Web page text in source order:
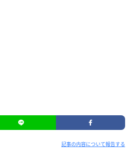
記事の内容について報告する